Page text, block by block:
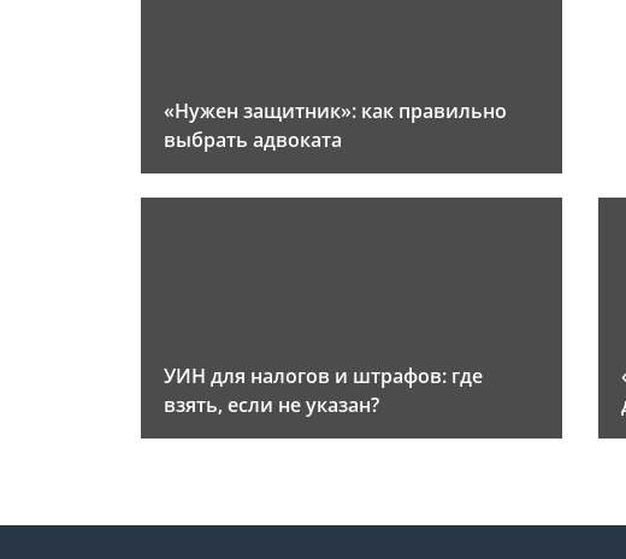
«Нужен защитник»: как правильно
выбрать адвоката
УИН для налогов и штрафов: где
взять, если не указан?